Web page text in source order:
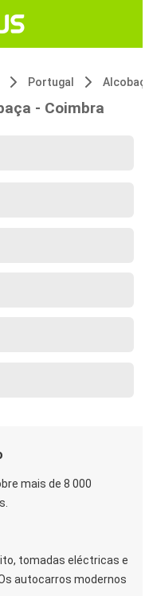
Portugal
- Coimbra
mais de 8 000
tomadas eléctricas e
autocarros modernos